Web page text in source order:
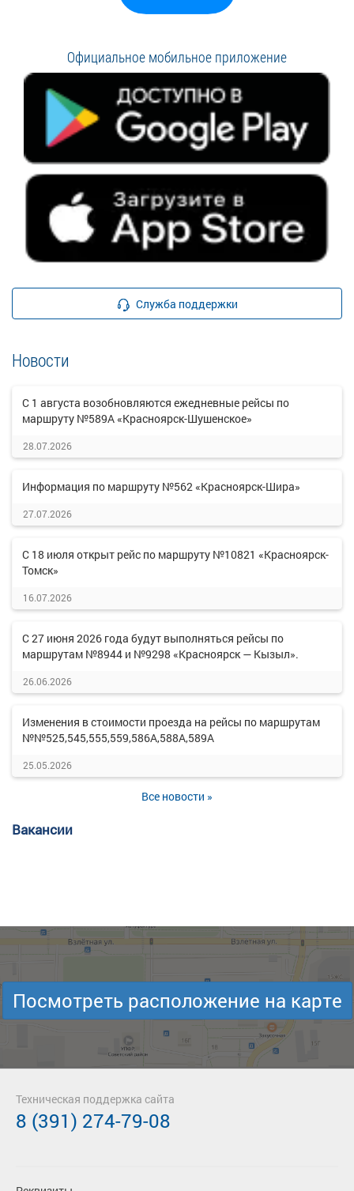
Официальное мобильное приложение
Служба поддержки
Новости
С 1 августа возобновляются ежедневные рейсы по
маршруту №589А «Красноярск-Шушенское»
28.07.2026
Информация по маршруту №562 «Красноярск-Шира»
27.07.2026
С 18 июля открыт рейс по маршруту №10821 «Красноярск-
Томск»
16.07.2026
С 27 июня 2026 года будут выполняться рейсы по
маршрутам №8944 и №9298 «Красноярск — Кызыл».
26.06.2026
Изменения в стоимости проезда на рейсы по маршрутам
№№525,545,555,559,586А,588А,589А
25.05.2026
Все новости »
Вакансии
Посмотреть расположение на карте
Техническая поддержка сайта
8 (391) 274-79-08